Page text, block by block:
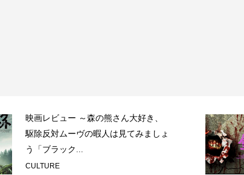
映画レビュー ～森の熊さん大好き、
駆除反対ムーヴの暇人は見てみましょ
う「ブラック...
CULTURE